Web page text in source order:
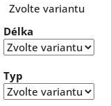
cena:
Zvolte variantu
Délka
Typ